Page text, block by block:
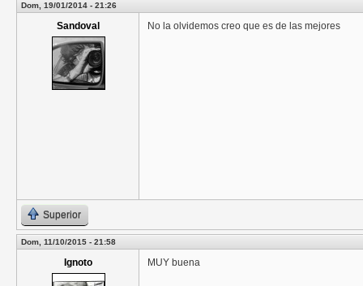
Dom, 19/01/2014 - 21:26
Sandoval No la olvidemos creo que es de las mejores
Superior
Dom, 11/10/2015 - 21:58
Ignoto MUY buena